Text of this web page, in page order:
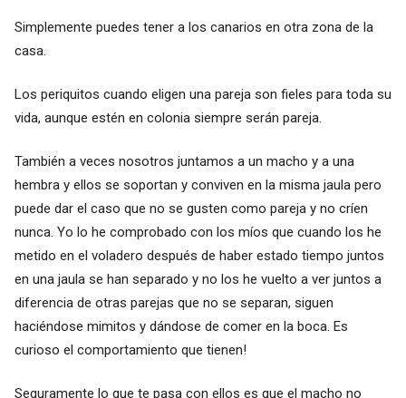
Simplemente puedes tener a los canarios en otra zona de la
casa.
Los periquitos cuando eligen una pareja son fieles para toda su
vida, aunque estén en colonia siempre serán pareja.
También a veces nosotros juntamos a un macho y a una
hembra y ellos se soportan y conviven en la misma jaula pero
puede dar el caso que no se gusten como pareja y no críen
nunca. Yo lo he comprobado con los míos que cuando los he
metido en el voladero después de haber estado tiempo juntos
en una jaula se han separado y no los he vuelto a ver juntos a
diferencia de otras parejas que no se separan, siguen
haciéndose mimitos y dándose de comer en la boca. Es
curioso el comportamiento que tienen!
Seguramente lo que te pasa con ellos es que el macho no